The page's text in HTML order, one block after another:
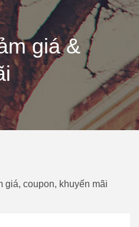
giá &
giá, coupon, khuyến mãi